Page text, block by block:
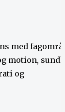
med
motion,
og